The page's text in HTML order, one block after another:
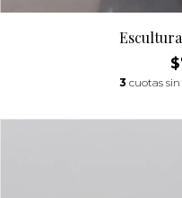
3 cuotas